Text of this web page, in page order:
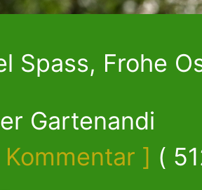
Spass, Frohe
Gartenandi
Kommentar ] (